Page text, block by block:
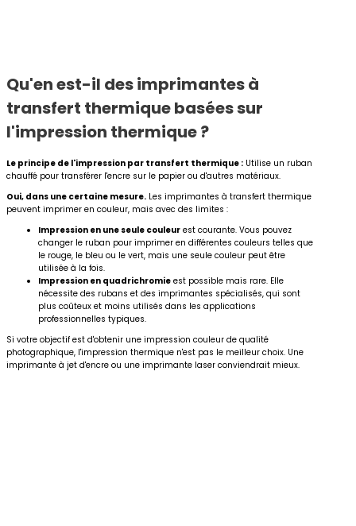
Qu'en est-il des imprimantes à
transfert thermique basées sur
l'impression thermique ?
Le principe de l'impression par transfert thermique : Utilise un ruban
chauffé pour transférer l'encre sur le papier ou d'autres matériaux.
Oui, dans une certaine mesure. Les imprimantes à transfert thermique
peuvent imprimer en couleur, mais avec des limites :
Impression en une seule couleur est courante. Vous pouvez
changer le ruban pour imprimer en différentes couleurs telles que
le rouge, le bleu ou le vert, mais une seule couleur peut être
utilisée à la fois.
Impression en quadrichromie est possible mais rare. Elle
nécessite des rubans et des imprimantes spécialisés, qui sont
plus coûteux et moins utilisés dans les applications
professionnelles typiques.
Si votre objectif est d'obtenir une impression couleur de qualité
photographique, l'impression thermique n'est pas le meilleur choix. Une
imprimante à jet d'encre ou une imprimante laser conviendrait mieux.